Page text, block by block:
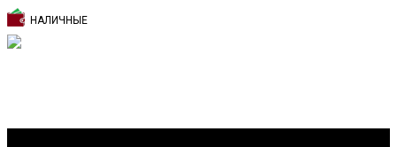
НАЛИЧНЫЕ